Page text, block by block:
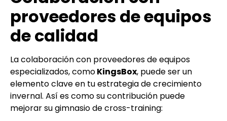
proveedores de equipos
de calidad
La colaboración con proveedores de equipos
especializados, comoKingsBox, puede ser un
elemento clave en tu estrategia de crecimiento
invernal. Así es como su contribución puede
mejorar su gimnasio de cross-training: